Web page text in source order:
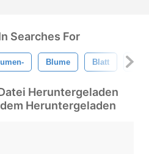
Searches For
Blume Blatt
Heruntergeladen
Heruntergeladen